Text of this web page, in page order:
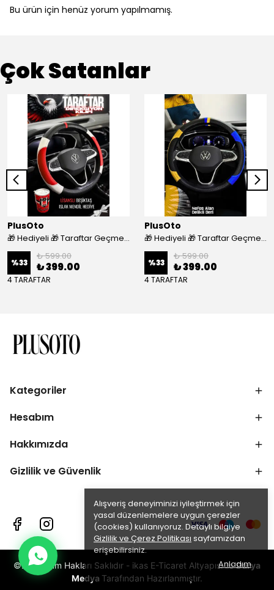
Alışveriş deneyiminizi iyileştirmek için
yasal düzenlemelere uygun çerezler
(cookies) kullanıyoruz. Detaylı bilgiye
Gizlilik ve Çerez Politikası sayfamızdan
erişebilirsiniz.
Anladım
Bu ürün için henüz yorum yapılmamış.
Çok Satanlar
PlusOto
🎁 Hediyeli 🎁 Taraftar Geçmeli Direksiyon Kılıfı - BEŞİKTAŞ
%33
₺ 599.00
₺ 399.00
4 TARAFTAR
PlusOto
🎁 Hediyeli 🎁 Taraftar Geçmeli Direksiyon Kılıfı - FENERBAHÇE
%33
₺ 599.00
₺ 399.00
4 TARAFTAR
Kategoriler
Hesabım
Hakkımızda
Gizlilik ve Güvenlik
©2025 Tüm Hakları Saklıdır - ikas E-Ticaret Altyapısı ileDarya
Medya Tarafından Hazırlanmıştır.